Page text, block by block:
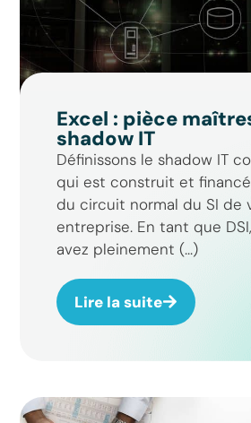
Excel : pièce
shadow IT
Définissons le shadow IT
qui est construit et
du circuit normal du SI de
entreprise. En tant que
avez pleinement (...)
Lire la suite